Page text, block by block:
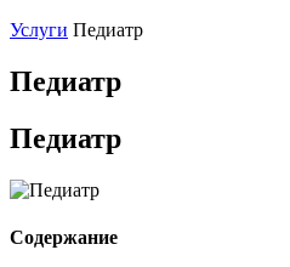
Услуги Педиатр
Педиатр
Педиатр
Содержание